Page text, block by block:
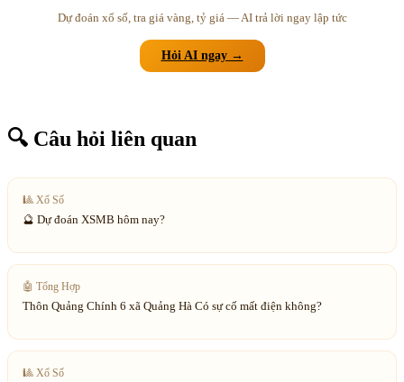
Dự đoán xổ số, tra giá vàng, tỷ giá — AI trả lời ngay lập tức
Hỏi AI ngay →
🔍 Câu hỏi liên quan
🎱 Xổ Số
🔮 Dự đoán XSMB hôm nay?
🤖 Tổng Hợp
Thôn Quảng Chính 6 xã Quảng Hà Có sự cố mất điện không?
🎱 Xổ Số